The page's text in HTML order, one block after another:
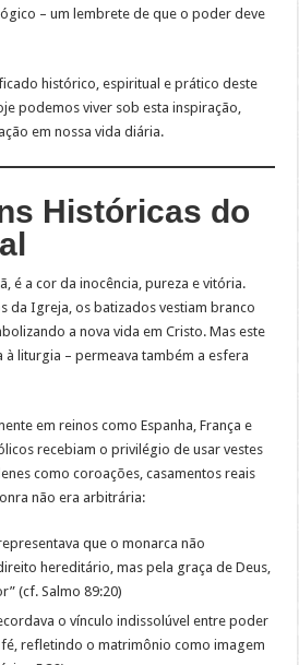
– um lembrete de que o poder deve
histórico, espiritual e prático deste
podemos viver sob esta inspiração,
em nossa vida diária.
Históricas do
é a cor da inocência, pureza e vitória.
da Igreja, os batizados vestiam branco
a nova vida em Cristo. Mas este
à liturgia – permeava também a esfera
em reinos como Espanha, França e
recebiam o privilégio de usar vestes
como coroações, casamentos reais
não era arbitrária:
que o monarca não
hereditário, mas pela graça de Deus,
(cf. Salmo 89:20)
o vínculo indissolúvel entre poder
refletindo o matrimônio como imagem